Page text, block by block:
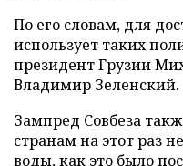
По его словам, для
использует таких
президент Грузии
Владимир Зеленский.
Зампред Совбеза
странам на этот раз
воды, как это было